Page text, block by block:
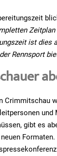
ist dies
Rennsport
Crimmitschau
gibt es